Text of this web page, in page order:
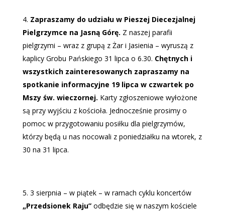
Zapraszamy do udziału w Pieszej Diecezjalnej
Pielgrzymce na Jasną Górę. Z naszej parafii
pielgrzymi – wraz z grupą z Żar i Jasienia – wyruszą z
kaplicy Grobu Pańskiego 31 lipca o 6.30. Chętnych i
wszystkich zainteresowanych zapraszamy na
spotkanie informacyjne 19 lipca w czwartek po
Mszy św. wieczornej. Karty zgłoszeniowe wyłożone
są przy wyjściu z kościoła. Jednocześnie prosimy o
pomoc w przygotowaniu posiłku dla pielgrzymów,
którzy będą u nas nocowali z poniedziałku na wtorek, z
30 na 31 lipca.
3 sierpnia – w piątek – w ramach cyklu koncertów
„Przedsionek Raju” odbędzie się w naszym kościele